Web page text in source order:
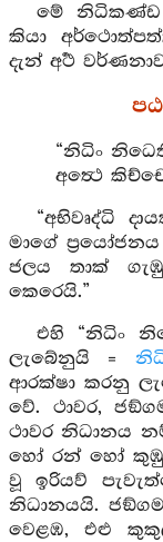
මේ නිධිකණ්ඩ
කියා
දැන් අර්‍ථ
“නිධිං
අත්‍ථෙ
“අභිවෘද්ධි
මාගේ
ජලය තාක්
කෙරෙයි.”
එහි “නිධිං
ලැබේනුයි =
ආරක්ෂා කරනු
වේ. ථාවර,
ථාවර නිධානය
හෝ රන් හෝ
වූ ඉරියව්
නිධානයයි.
වෙළඹ, එළු